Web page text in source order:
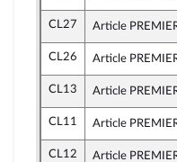
CL27 Article
CL26 Article
CL13 Article
CL11 Article
CL12 Article